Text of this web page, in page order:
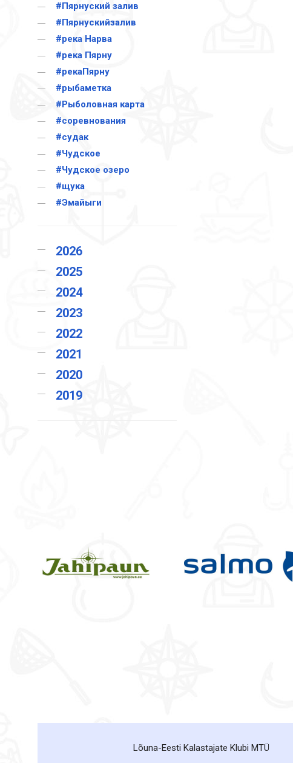
#Пярнуский залив
#Пярнускийзалив
#река Нарва
#река Пярну
#рекаПярну
#рыбаметка
#Рыболовная карта
#соревнования
#судак
#Чудское
#Чудское озеро
#щука
#Эмайыги
2026
2025
2024
2023
2022
2021
2020
2019
Lõuna-Eesti Kalastajate Klubi MTÜ